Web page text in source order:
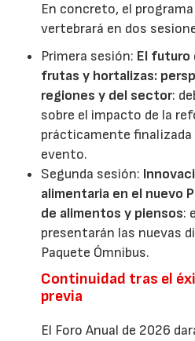
En concreto, el
vertebrará en dos
Primera sesión: El futuro
frutas y hortalizas:
regiones y del sector:
sobre el impacto de la
prácticamente finalizada
evento.
Segunda sesión:
alimentaria en el nuevo
de alimentos y piensos:
presentarán las nuevas
Paquete Ómnibus.
Continuidad tras el
previa
El Foro Anual de 2026